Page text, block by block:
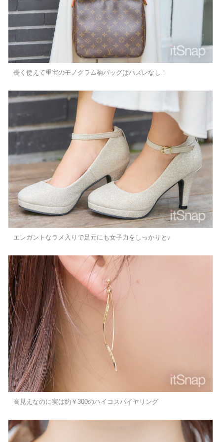
長く使えて重宝のモノグラム柄バッグはハズレなし！
エレガントなラメ入りで足元にも女子力をしっかりと♪
高見えなのに実は約￥300のハイコスパイヤリング